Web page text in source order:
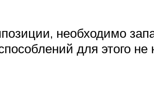
необходимо
для этого не